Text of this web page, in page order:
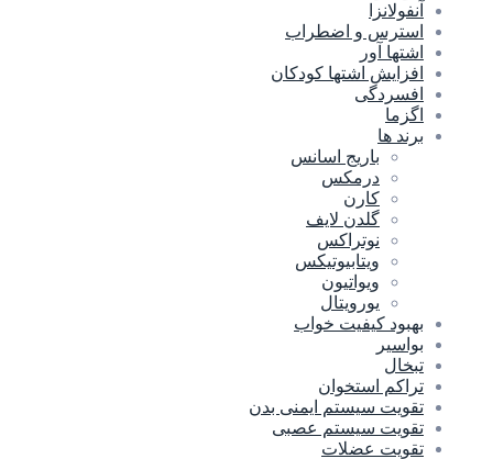
آنفولانزا
استرس و اضطراب
اشتها آور
افزایش اشتها کودکان
افسردگی
اگزما
برند ها
باریج اسانس
درمکس
کارن
گلدن لایف
نوتراکس
ویتابیوتیکس
ویواتیون
یورویتال
بهبود کیفیت خواب
بواسیر
تبخال
تراکم استخوان
تقویت سیستم ایمنی بدن
تقویت سیستم عصبی
تقویت عضلات